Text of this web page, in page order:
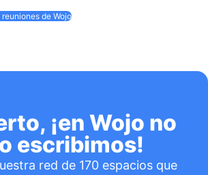
de Wojo
¡en Wojo no
escribimos!
red de 170 espacios que